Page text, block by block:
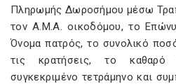
Πληρωμής Δωροσήμου μέσω
τον Α.Μ.Α. οικοδόμου, το
Όνομα πατρός, το συνολικό
τις κρατήσεις, το
συγκεκριμένο τετράμηνο και